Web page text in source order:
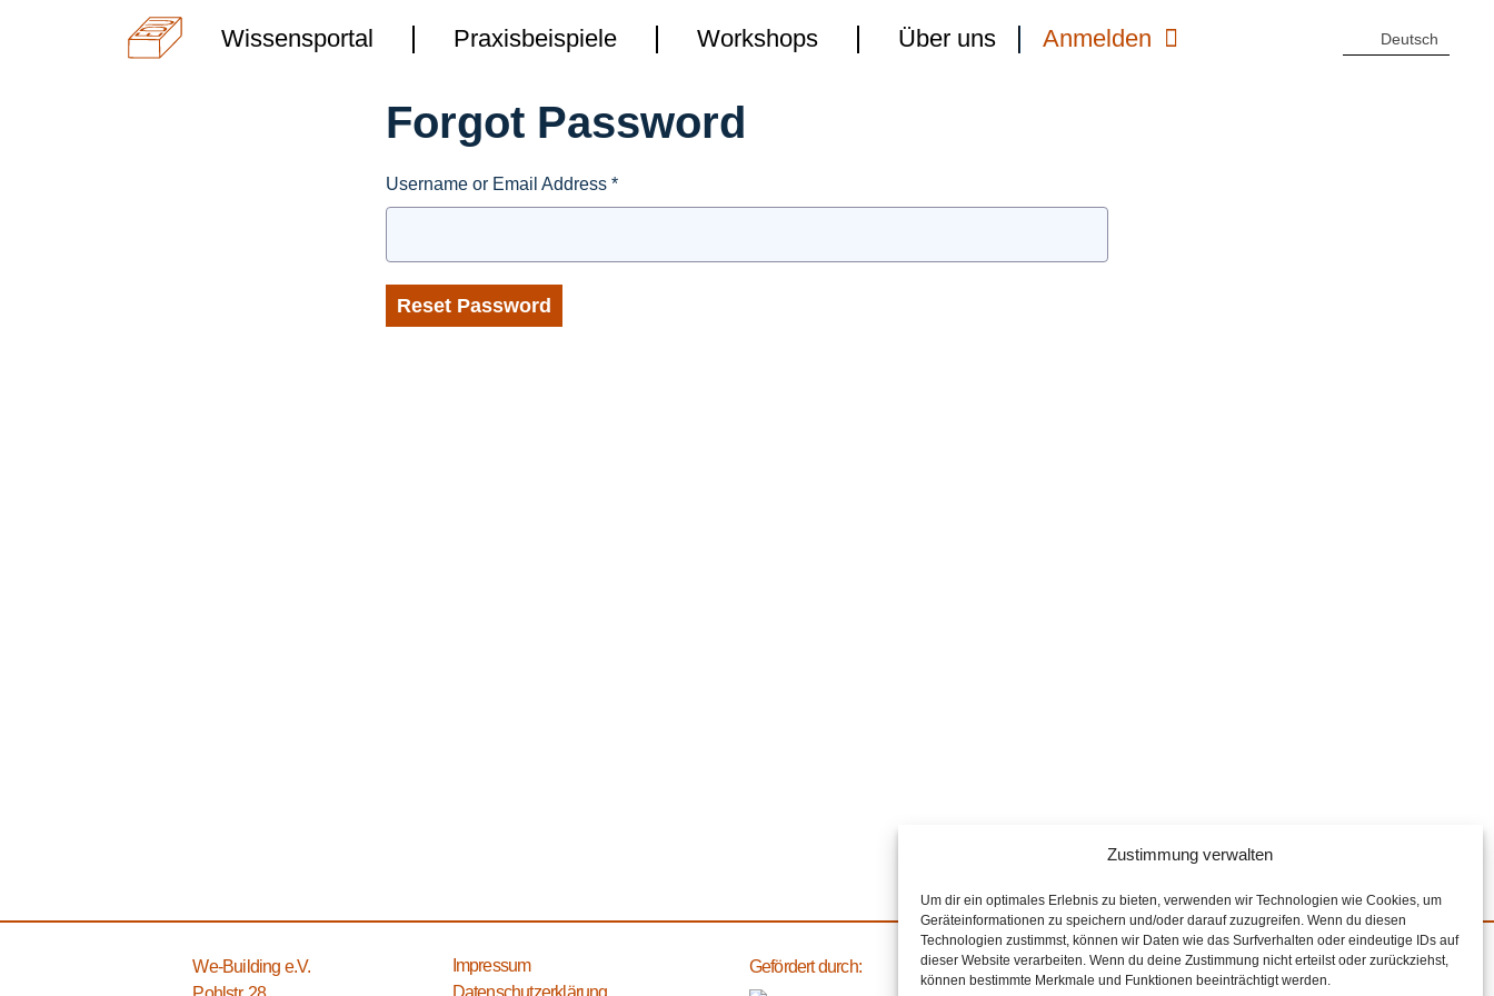
Zustimmung verwalten
Um dir ein optimales Erlebnis zu bieten, verwenden wir Technologien wie Cookies, um
Geräteinformationen zu speichern und/oder darauf zuzugreifen. Wenn du diesen
Technologien zustimmst, können wir Daten wie das Surfverhalten oder eindeutige IDs auf
dieser Website verarbeiten. Wenn du deine Zustimmung nicht erteilst oder zurückziehst,
können bestimmte Merkmale und Funktionen beeinträchtigt werden.
Wissensportal Praxisbeispiele Workshops Über uns Anmelden Deutsch
Wissensportal Praxisbeispiele Workshops Über uns Anmelden Deutsch
Forgot Password
Username or Email Address *
We-Building e.V.
Impressum
Datenschutzerklärung
Gefördert durch: mit Mitteln des